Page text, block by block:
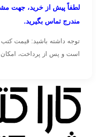
لطفاً پیش از خرید، جهت
مندرج تماس بگیرید.
توجه داشته باشید: قیمت
است و پس از پرداخت،